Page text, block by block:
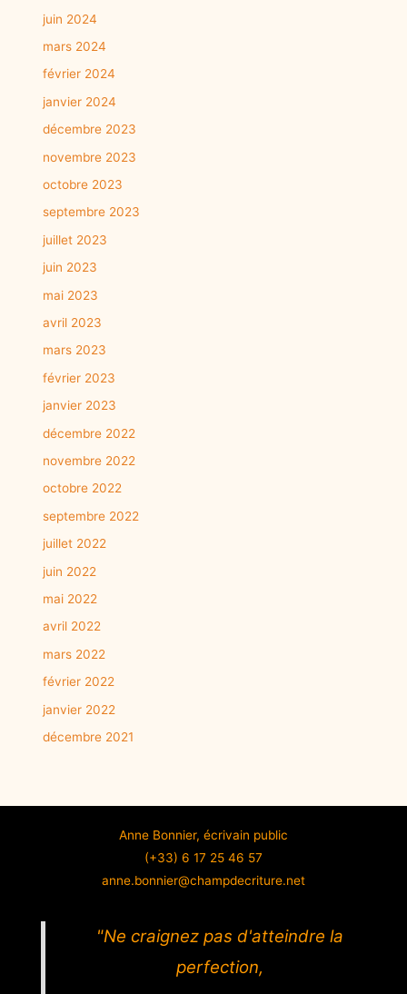
juin 2024
mars 2024
février 2024
janvier 2024
décembre 2023
novembre 2023
octobre 2023
septembre 2023
juillet 2023
juin 2023
mai 2023
avril 2023
mars 2023
février 2023
janvier 2023
décembre 2022
novembre 2022
octobre 2022
septembre 2022
juillet 2022
juin 2022
mai 2022
avril 2022
mars 2022
février 2022
janvier 2022
décembre 2021
Anne Bonnier, écrivain public
(+33) 6 17 25 46 57
anne.bonnier@champdecriture.net
"Ne craignez pas d'atteindre la
perfection,